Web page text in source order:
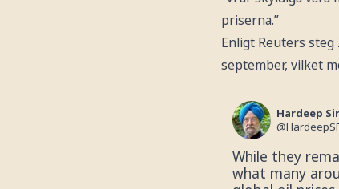
priserna.”
Enligt Reuters
september, vilket
Hardeep
@
While they
what many